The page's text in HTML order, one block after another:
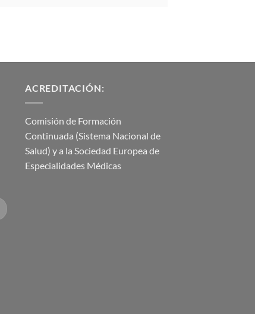
ACREDITACIÓN:
Comisión de Formación
Continuada (Sistema Nacional de
Salud) y a la Sociedad Europea de
Especialidades Médicas